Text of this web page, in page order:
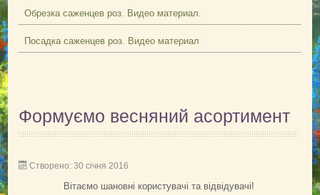
Обрезка саженцев роз. Видео материал.
Посадка саженцев роз. Видео материал
Формуємо весняний асортимент
Створено: 30 січня 2016
Вітаємо шановні користувачі та відвідувачі!